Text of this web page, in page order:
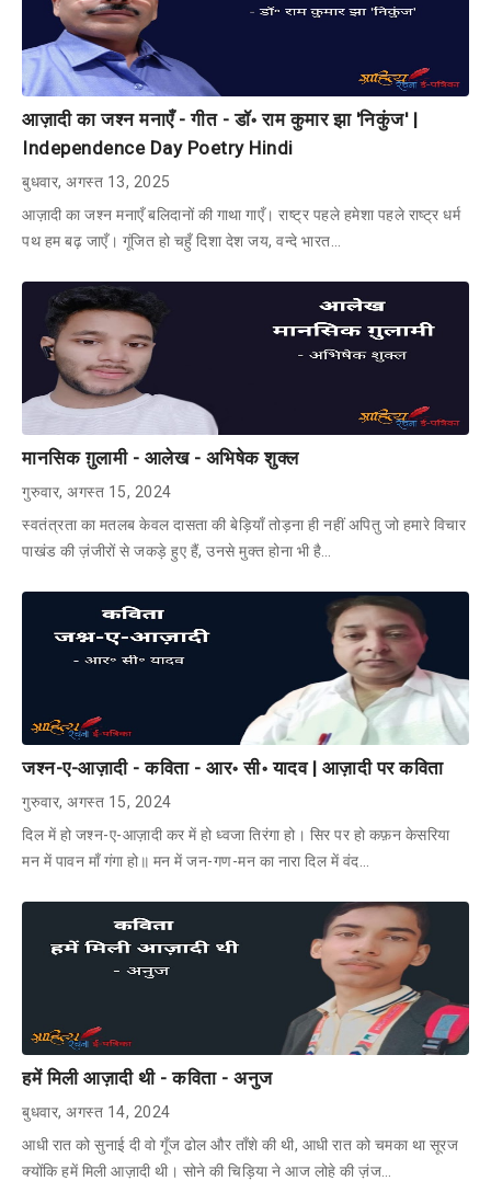
आज़ादी का जश्न मनाएँ - गीत - डॉ॰ राम कुमार झा 'निकुंज' |
Independence Day Poetry Hindi
बुधवार, अगस्त 13, 2025
आज़ादी का जश्न मनाएँ बलिदानों की गाथा गाएँ। राष्ट्र पहले हमेशा पहले राष्ट्र धर्म
पथ हम बढ़ जाएँ। गूंजित हो चहुँ दिशा देश जय, वन्दे भारत…
मानसिक ग़ुलामी - आलेख - अभिषेक शुक्ल
गुरुवार, अगस्त 15, 2024
स्वतंत्रता का मतलब केवल दासता की बेड़ियाँ तोड़ना ही नहीं अपितु जो हमारे विचार
पाखंड की ज़ंजीरों से जकड़े हुए हैं, उनसे मुक्त होना भी है…
जश्न-ए-आज़ादी - कविता - आर॰ सी॰ यादव | आज़ादी पर कविता
गुरुवार, अगस्त 15, 2024
दिल में हो जश्न-ए-आज़ादी कर में हो ध्वजा तिरंगा हो। सिर पर हो कफ़न केसरिया
मन में पावन माँ गंगा हो॥ मन में जन-गण-मन का नारा दिल में वंद…
हमें मिली आज़ादी थी - कविता - अनुज
बुधवार, अगस्त 14, 2024
आधी रात को सुनाई दी वो गूँज ढोल और ताँशे की थी, आधी रात को चमका था सूरज
क्योंकि हमें मिली आज़ादी थी। सोने की चिड़िया ने आज लोहे की ज़ंज…